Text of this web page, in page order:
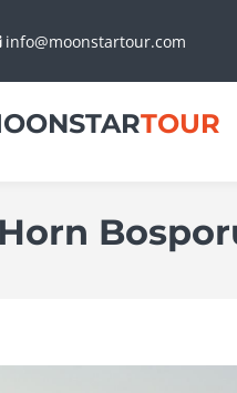
info@moonstartour.com
TOUR